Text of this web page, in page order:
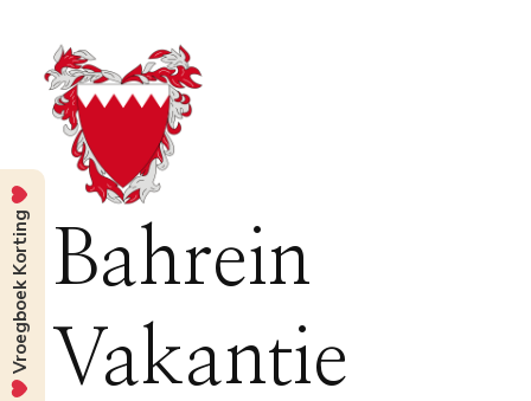
Bahrein
Vakantie
Vroegboek Korting